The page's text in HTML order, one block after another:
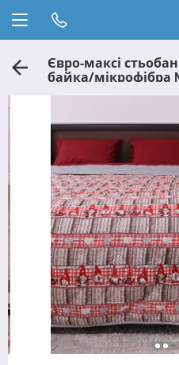
Євро-максі
байка/мікрофібра